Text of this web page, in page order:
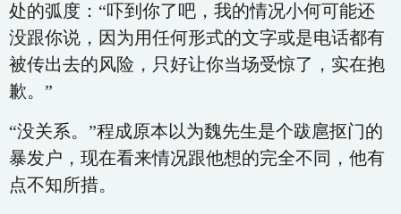
处的弧度：“吓到你了吧，我的情况小何可能还
没跟你说，因为用任何形式的文字或是电话都有
被传出去的风险，只好让你当场受惊了，实在抱
歉。”
“没关系。”程成原本以为魏先生是个跋扈抠门的
暴发户，现在看来情况跟他想的完全不同，他有
点不知所措。